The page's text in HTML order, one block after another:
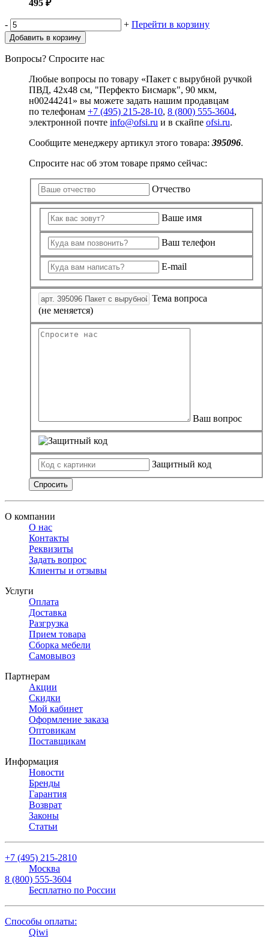
495 ₽
- + Перейти в корзину
Добавить в корзину
Вопросы? Спросите нас
Любые вопросы по товару «Пакет с вырубной ручкой
ПВД, 42х48 см, "Перфекто Бисмарк", 90 мкм,
н00244241» вы можете задать нашим продавцам
по телефонам +7 (495) 215-28-10, 8 (800) 555-3604,
электронной почте info@ofsi.ru и в скайпе ofsi.ru.
Сообщите менеджеру артикул этого товара: 395096.
Спросите нас об этом товаре прямо сейчас:
Отчество
Ваше имя
Ваш телефон
E-mail
Тема вопроса
(не меняется)
Ваш вопрос
Защитный код
Спросить
О компании
О нас
Контакты
Реквизиты
Задать вопрос
Клиенты и отзывы
Услуги
Оплата
Доставка
Разгрузка
Прием товара
Сборка мебели
Самовывоз
Партнерам
Акции
Скидки
Мой кабинет
Оформление заказа
Оптовикам
Поставщикам
Информация
Новости
Бренды
Гарантия
Возврат
Законы
Статьи
+7 (495) 215-2810
Москва
8 (800) 555-3604
Бесплатно по России
Способы оплаты:
Qiwi